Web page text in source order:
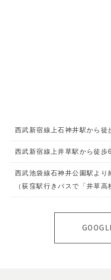
西武新宿線上石神井駅から徒
西武新宿線上井草駅から徒歩
西武池袋線石神井公園駅より
（荻窪駅行きバスで「井草高